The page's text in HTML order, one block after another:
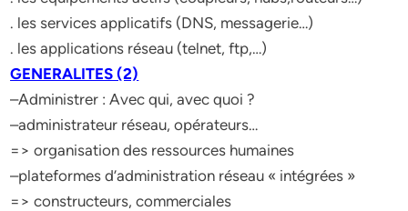
. les services applicatifs (DNS, messagerie…)
. les applications réseau (telnet, ftp,…)
GENERALITES (2)
–Administrer : Avec qui, avec quoi ?
–administrateur réseau, opérateurs…
=> organisation des ressources humaines
–plateformes d’administration réseau « intégrées »
=> constructeurs, commerciales